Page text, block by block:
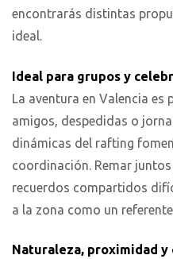
encontrarás distintas
ideal.
Ideal para grupos y
La aventura en Valencia es
amigos, despedidas o
dinámicas del rafting
coordinación. Remar
recuerdos compartidos
a la zona como un
Naturaleza, proximidad y